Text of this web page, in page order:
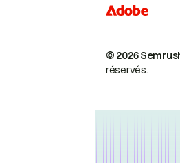
© 2026
réservés.